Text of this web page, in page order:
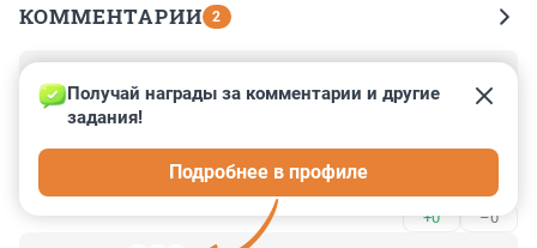
КОММЕНТАРИИ 2
6 марта 2024, 22:16
Тоннель дамбы петербургской? Это которая город от
наводнения защищает? Из городского бюджета? Тут и
на беспилотник не надо тратиться. Это бизнес,детка.
+0 –0
Получай награды за комментарии и другие
задания!
Подробнее в профиле